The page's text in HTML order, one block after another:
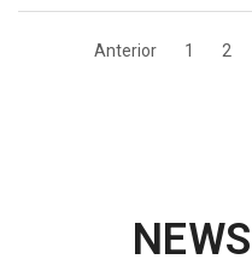
Anterior 1 2